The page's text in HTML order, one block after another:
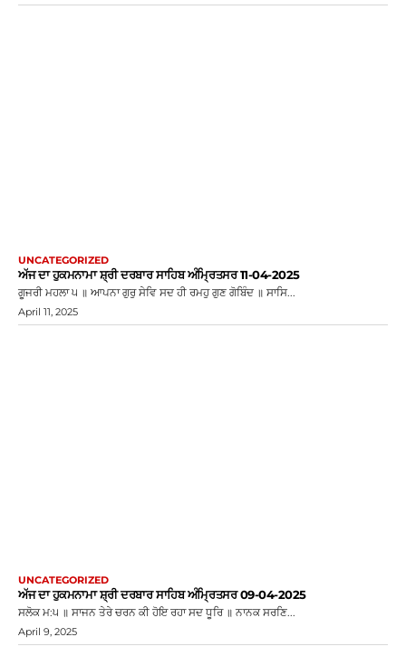
UNCATEGORIZED
ਅੱਜ ਦਾ ਹੁਕਮਨਾਮਾ ਸ਼੍ਰੀ ਦਰਬਾਰ ਸਾਹਿਬ ਅੰਮ੍ਰਿਤਸਰ 11-04-2025
ਗੂਜਰੀ ਮਹਲਾ ੫ ॥ ਆਪਨਾ ਗੁਰੁ ਸੇਵਿ ਸਦ ਹੀ ਰਮਹੁ ਗੁਣ ਗੋਬਿੰਦ ॥ ਸਾਸਿ...
April 11, 2025
UNCATEGORIZED
ਅੱਜ ਦਾ ਹੁਕਮਨਾਮਾ ਸ਼੍ਰੀ ਦਰਬਾਰ ਸਾਹਿਬ ਅੰਮ੍ਰਿਤਸਰ 09-04-2025
ਸਲੋਕ ਮ:੫ ॥ ਸਾਜਨ ਤੇਰੇ ਚਰਨ ਕੀ ਹੋਇ ਰਹਾ ਸਦ ਧੂਰਿ ॥ ਨਾਨਕ ਸਰਣਿ...
April 9, 2025